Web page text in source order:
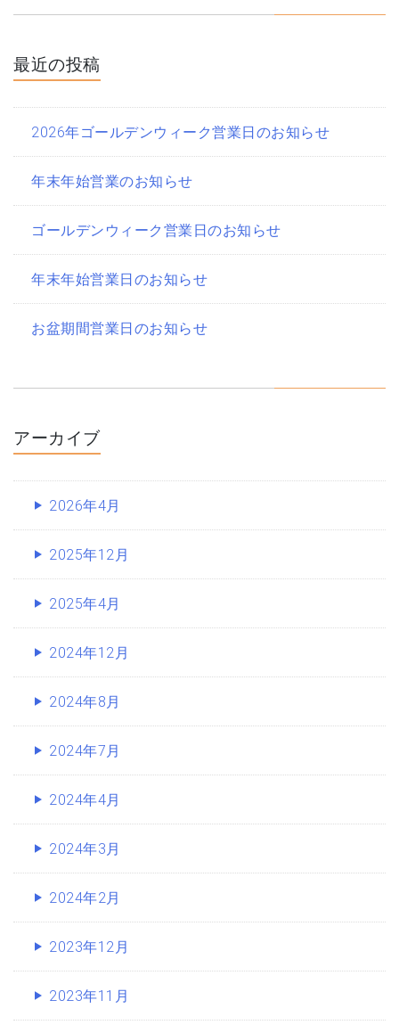
最近の投稿
2026年ゴールデンウィーク営業日のお知らせ
年末年始営業のお知らせ
ゴールデンウィーク営業日のお知らせ
年末年始営業日のお知らせ
お盆期間営業日のお知らせ
アーカイブ
2026年4月
2025年12月
2025年4月
2024年12月
2024年8月
2024年7月
2024年4月
2024年3月
2024年2月
2023年12月
2023年11月